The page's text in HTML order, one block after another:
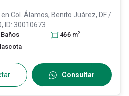
Col. Álamos, Benito Juárez, DF /
, ID: 30010673
Baños 466 m2
Consultar